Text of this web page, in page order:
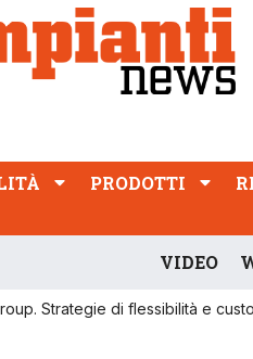
PRODOTTI
PRODOTTI
VIDEO
Strategie di flessibilità e